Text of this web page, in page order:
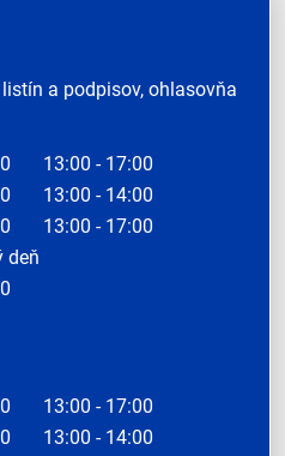
a podpisov, ohlasovňa
13:00 - 17:00
13:00 - 14:00
13:00 - 17:00
deň
13:00 - 17:00
13:00 - 14:00